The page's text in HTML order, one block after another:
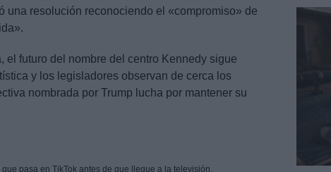
una resolución reconociendo el «compromiso» de
el futuro del nombre del centro Kennedy sigue
y los legisladores observan de cerca los
nombrada por Trump lucha por mantener su
pasa en TikTok antes de que llegue a la televisión.